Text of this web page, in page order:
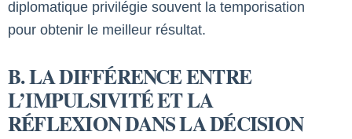
diplomatique privilégie souvent la temporisation
pour obtenir le meilleur résultat.
B. LA DIFFÉRENCE ENTRE
L’IMPULSIVITÉ ET LA
RÉFLEXION DANS LA DÉCISION